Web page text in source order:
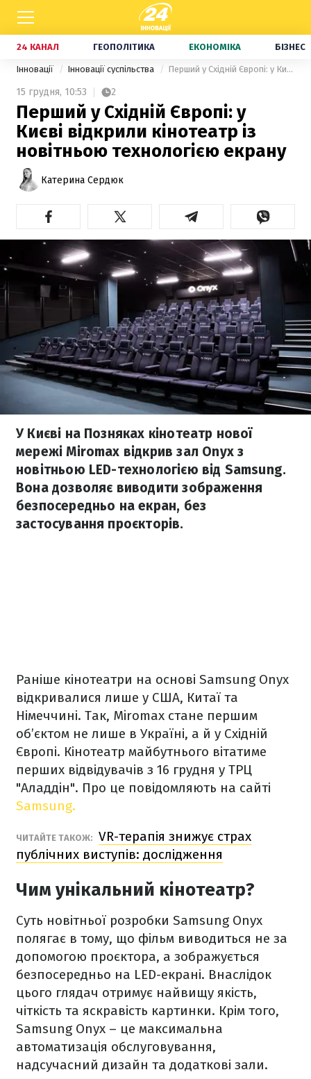
24 КАНАЛ ГЕОПОЛІТИКА ЕКОНОМІКА БІЗНЕС
Інновації Інновації суспільства Перший у Східній Європі: у Києві відкрили кінотеатр із новітньою технологією екрану
15 грудня, 10:53 2
Перший у Східній Європі: у
Києві відкрили кінотеатр із
новітньою технологією екрану
Катерина Сердюк
У Києві на Позняках кінотеатр нової
мережі Miromax відкрив зал Onyx з
новітньою LED-технологією від Samsung.
Вона дозволяє виводити зображення
безпосередньо на екран, без
застосування проєкторів.
Раніше кінотеатри на основі Samsung Onyx
відкривалися лише у США, Китаї та
Німеччині. Так, Miromax стане першим
об’єктом не лише в Україні, а й у Східній
Європі. Кінотеатр майбутнього вітатиме
перших відвідувачів з 16 грудня у ТРЦ
"Аладдін". Про це повідомляють на сайті
Samsung.
ЧИТАЙТЕ ТАКОЖ: VR-терапія знижує страх
публічних виступів: дослідження
Чим унікальний кінотеатр?
Суть новітньої розробки Samsung Onyx
полягає в тому, що фільм виводиться не за
допомогою проєктора, а зображується
безпосередньо на LED-екрані. Внаслідок
цього глядач отримує найвищу якість,
чіткість та яскравість картинки. Крім того,
Samsung Onyx – це максимальна
автоматизація обслуговування,
надсучасний дизайн та додаткові зали.